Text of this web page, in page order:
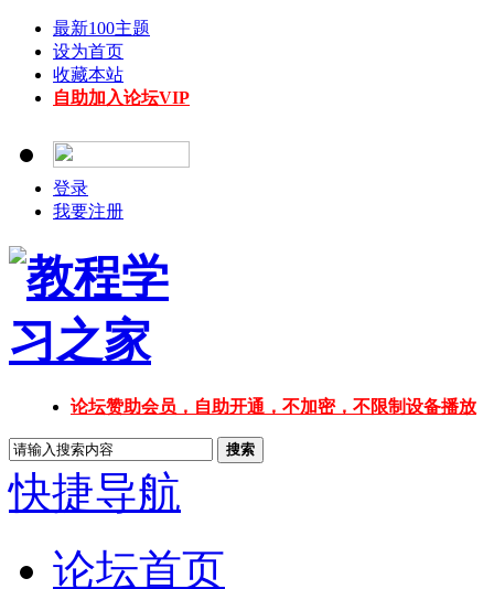
最新100主题
设为首页
收藏本站
自助加入论坛VIP
登录
我要注册
论坛赞助会员，自助开通，不加密，不限制设备播放
搜索
快捷导航
论坛首页